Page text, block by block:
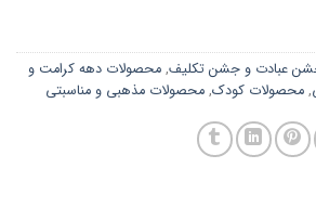
عبادت و جشن تکلیف, محصولات دهه کرامت و
, محصولات کودک, محصولات مذهبی و مناسبتی